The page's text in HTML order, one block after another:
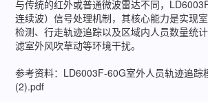
与传统的红外或普通微波雷达不同，
连续波）信号处理机制，其核心能力是实现
检测、行走轨迹追踪以及区域内人员数量统
滤室外风吹草动等环境干扰。
参考资料：LD6003F-60G室外人员轨迹追踪
(2).pdf